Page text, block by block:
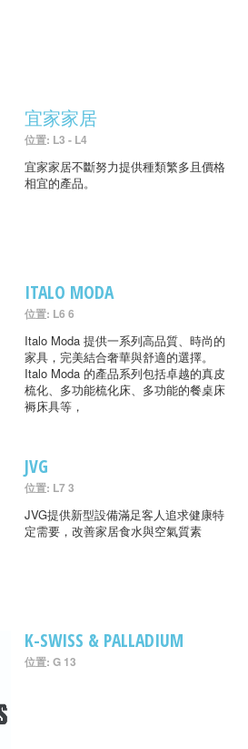
宜家家居
位置: L3 - L4
宜家家居不斷努力提供種類繁多且價格
相宜的產品。
ITALO MODA
位置: L6 6
Italo Moda 提供一系列高品質、時尚的
家具，完美結合奢華與舒適的選擇。
Italo Moda 的產品系列包括卓越的真皮
梳化、多功能梳化床、多功能的餐桌床
褥床具等，
JVG
位置: L7 3
JVG提供新型設備滿足客人追求健康特
定需要，改善家居食水與空氣質素
K-SWISS & PALLADIUM
位置: G 13